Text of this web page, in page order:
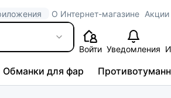
О Интернет-магазине Акции
Войти Уведомления
Обманки для фар